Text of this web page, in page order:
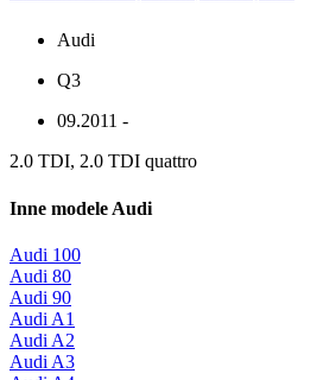
Audi
Q3
09.2011 -
2.0 TDI, 2.0 TDI quattro
Inne modele Audi
Audi 100
Audi 80
Audi 90
Audi A1
Audi A2
Audi A3